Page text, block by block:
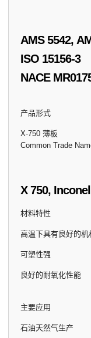
AMS 5542,
ISO 15156-3
NACE
产品形式
X-750 薄板
Common Trade
X 750,
材料特性
高温下具有良好的机
可塑性强
良好的耐氧化性能
主要应用
石油天然气生产